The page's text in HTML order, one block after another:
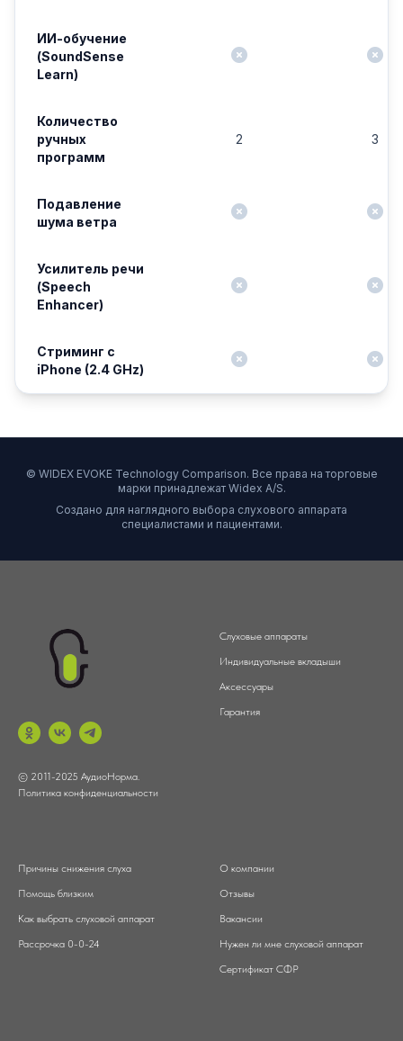
ИИ-обучение
(SoundSense
Learn)
Количество
ручных
программ
2 3
Подавление
шума ветра
Усилитель речи
(Speech
Enhancer)
Стриминг с
iPhone (2.4 GHz)
© WIDEX EVOKE Technology Comparison. Все права на торговые
марки принадлежат Widex A/S.
Создано для наглядного выбора слухового аппарата
специалистами и пациентами.
© 2011-2025 АудиоНорма.
Политика конфиденциальности
Слуховые аппараты
Индивидуальные вкладыши
Аксессуары
Гарантия
Причины снижения слуха
Помощь близким
Как выбрать слуховой аппарат
Рассрочка 0-0-24
О компании
Отзывы
Вакансии
Нужен ли мне слуховой аппарат
Сертификат СФР